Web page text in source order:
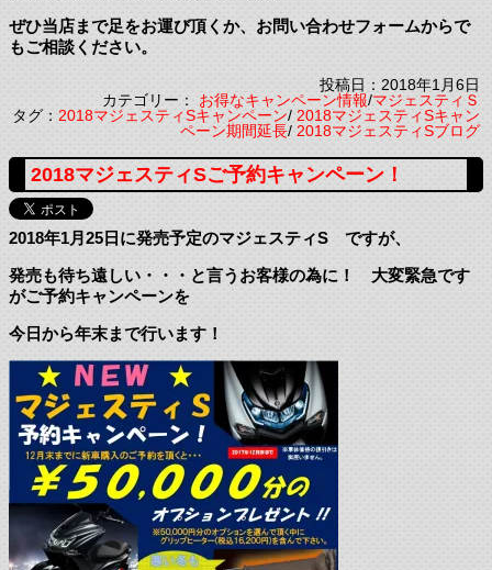
ぜひ当店まで足をお運び頂くか、お問い合わせフォームからで
もご相談ください。
投稿日：2018年1月6日
カテゴリー：お得なキャンペーン情報/マジェスティＳ
タグ：2018マジェスティSキャンペーン/2018マジェスティSキャン
ペーン期間延長/2018マジェスティSブログ
2018マジェスティSご予約キャンペーン！
2018年1月25日に発売予定のマジェスティS ですが、
発売も待ち遠しい・・・と言うお客様の為に！ 大変緊急です
がご予約キャンペーンを
今日から年末まで行います！